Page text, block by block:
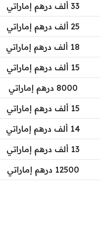
33 ألف درهم إماراتي
25 ألف درهم إماراتي
18 ألف درهم إماراتي
15 ألف درهم إماراتي
8000 درهم إماراتي
15 ألف درهم إماراتي
14 ألف درهم إماراتي
13 ألف درهم إماراتي
12500 درهم إماراتي